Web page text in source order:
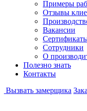
Примеры
Отзывы
Вакансии
Сотрудники
О
Полезно знать
Контакты
Вызвать замерщика